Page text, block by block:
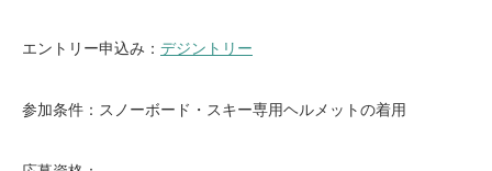
エントリー申込み： デジントリー
参加条件：スノーボード・スキー専用ヘルメットの着用